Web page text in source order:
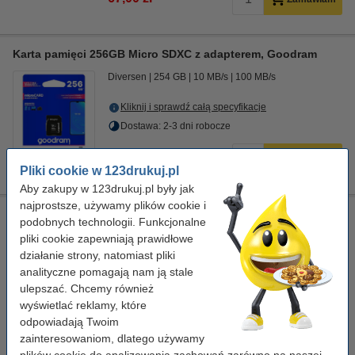
Pliki cookie w 123drukuj.pl
Aby zakupy w 123drukuj.pl były jak
najprostsze, używamy plików cookie i
podobnych technologii. Funkcjonalne
pliki cookie zapewniają prawidłowe
działanie strony, natomiast pliki
analityczne pomagają nam ją stale
ulepszać. Chcemy również
wyświetlać reklamy, które
odpowiadają Twoim
zainteresowaniom, dlatego używamy
Karta pamięci 256GB Micro SDXC z adapterem, Goodram
Diversen 254 GB 10 MB/s 100 MB/s
Kliknij i sprawdź całą specyfikacje
Dostawa: 2-3 dni robocze
Kup kartę pamięci i bezpiecznie przechowuj
swoje dane
Kupując kartę pamięci, przychodzimy na ratunek ograniczonym
pojemnościom dysków wewnętrznych wielu urządzeń, z jakich
korzystamy na co dzień. Smartfon, tablet, lustrzanka, kamera czy
dron potrzebują coraz większych ilości wolnej przestrzeni do
zapisywania zdjęć, filmów i innych danych.